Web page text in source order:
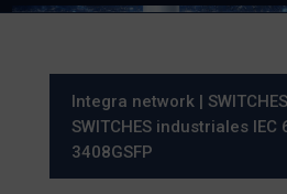
Integra network|
SWITCHES industriales IEC
3408GSFP